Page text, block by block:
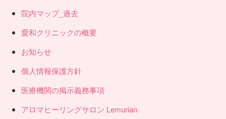
院内マップ_過去
愛和クリニックの概要
お知らせ
個人情報保護方針
医療機関の掲示義務事項
アロマヒーリングサロン Lemurian